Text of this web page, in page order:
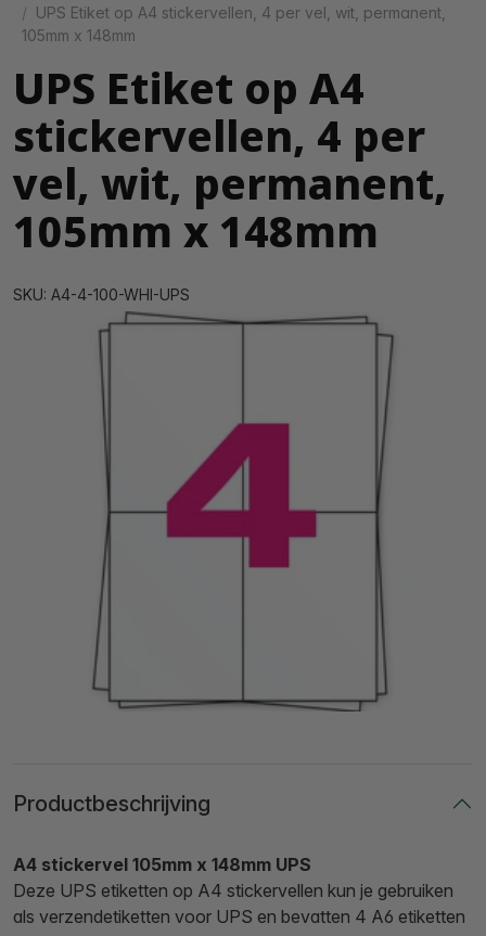
UPS Etiket op A4 stickervellen, 4 per vel, wit, permanent,
105mm x 148mm
UPS Etiket op A4
stickervellen, 4 per
vel, wit, permanent,
105mm x 148mm
SKU: A4-4-100-WHI-UPS
Productbeschrijving
A4 stickervel 105mm x 148mm UPS
Deze UPS etiketten op A4 stickervellen kun je gebruiken
als verzendetiketten voor UPS en bevatten 4 A6 etiketten